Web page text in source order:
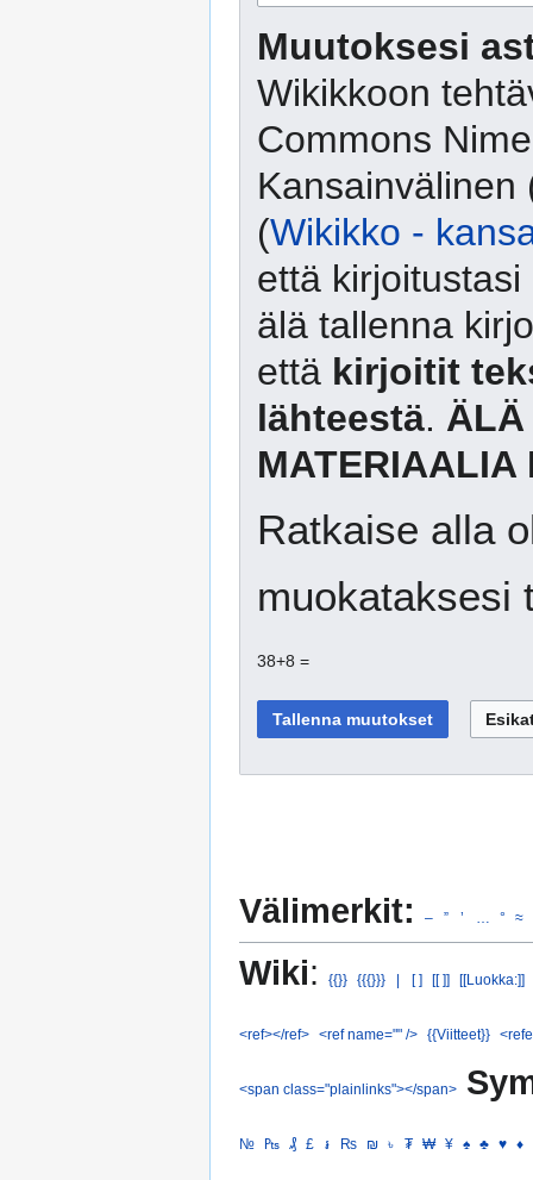
Muutoksesi
Wikikkoon
Commons
Kansainvälinen
(Wikikko -
että
älä tallenna
että kirjoitit
lähteestä. ÄLÄ
MATERIAALIA
Ratkaise alla
muokataksesi
38+8 =
Välimerkit: – ” ’ ° ≈
Wiki: {{}} {{{}}} | [ ] [[ ]] [[Luokka:]]
<ref></ref> <ref name="" /> {{Viitteet}}
<span class="plainlinks"></span>
№ ₧ ₰ £ ៛ ₨ ₪ ৳ ₮ ₩ ¥ ♠ ♣ ♥ ♦